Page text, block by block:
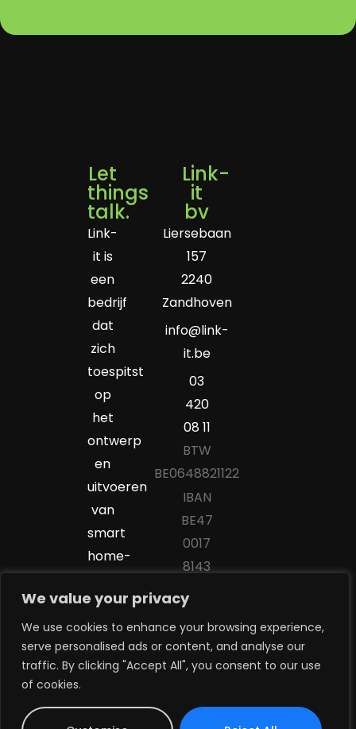
We value your privacy
We use cookies to enhance your browsing experience,
serve personalised ads or content, and analyse our
traffic. By clicking "Accept All", you consent to our use
of cookies.
Let
things
talk.
Link-
it is
een
bedrijf
dat
zich
toespitst
op
het
ontwerp
en
uitvoeren
van
smart
home-
technologie
voor
woningen,
winkels,
horeca,
Link-
it
bv
Liersebaan
157
2240
Zandhoven
info@link-
it.be
03
420
08 11
BTW
BE0648821122
IBAN
BE47
0017
8143